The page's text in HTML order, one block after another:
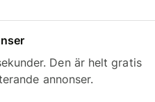
Den är helt gratis
annonser.